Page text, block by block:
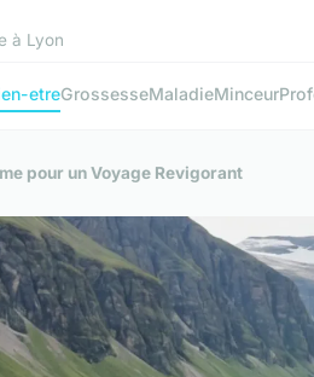
à Lyon
etreGrossesseMaladieMinceur
pour un Voyage Revigorant